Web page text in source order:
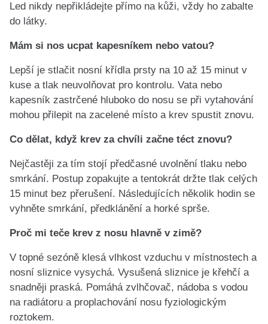
Led nikdy nepřikládejte přímo na kůži, vždy ho zabalte
do látky.
Mám si nos ucpat kapesníkem nebo vatou?
Lepší je stlačit nosní křídla prsty na 10 až 15 minut v
kuse a tlak neuvolňovat pro kontrolu. Vata nebo
kapesník zastrčené hluboko do nosu se při vytahování
mohou přilepit na zacelené místo a krev spustit znovu.
Co dělat, když krev za chvíli začne téct znovu?
Nejčastěji za tím stojí předčasné uvolnění tlaku nebo
smrkání. Postup zopakujte a tentokrát držte tlak celých
15 minut bez přerušení. Následujících několik hodin se
vyhněte smrkání, předklánění a horké sprše.
Proč mi teče krev z nosu hlavně v zimě?
V topné sezóně klesá vlhkost vzduchu v místnostech a
nosní sliznice vysychá. Vysušená sliznice je křehčí a
snadněji praská. Pomáhá zvlhčovač, nádoba s vodou
na radiátoru a proplachování nosu fyziologickým
roztokem.